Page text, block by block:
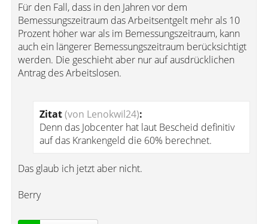
Für den Fall, dass in den Jahren vor dem
Bemessungszeitraum das Arbeitsentgelt mehr als 10
Prozent höher war als im Bemessungszeitraum, kann
auch ein längerer Bemessungszeitraum berücksichtigt
werden. Die geschieht aber nur auf ausdrücklichen
Antrag des Arbeitslosen.
Zitat(von Lenokwil24):
Denn das Jobcenter hat laut Bescheid definitiv
auf das Krankengeld die 60% berechnet.
Das glaub ich jetzt aber nicht.
Berry